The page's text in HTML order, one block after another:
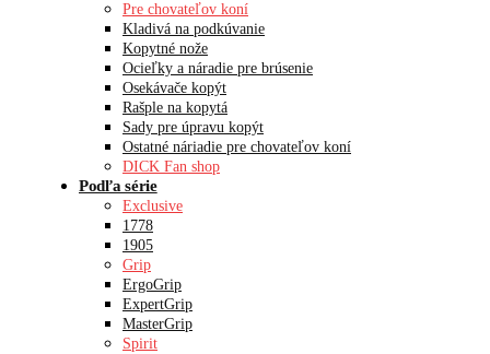
Pre chovateľov koní
Kladivá na podkúvanie
Kopytné nože
Ocieľky a náradie pre brúsenie
Osekávače kopýt
Rašple na kopytá
Sady pre úpravu kopýt
Ostatné náriadie pre chovateľov koní
DICK Fan shop
Podľa série
Exclusive
1778
1905
Grip
ErgoGrip
ExpertGrip
MasterGrip
Spirit